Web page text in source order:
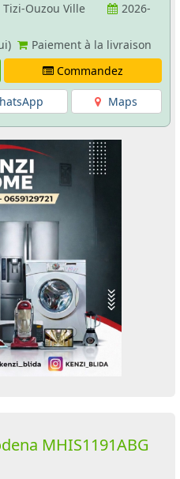
Ouzou Ville
2026-
Paiement à la livraison
Commandez
Maps
MHIS1191ABG